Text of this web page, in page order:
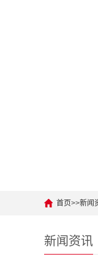
首页>>新闻
新闻资讯